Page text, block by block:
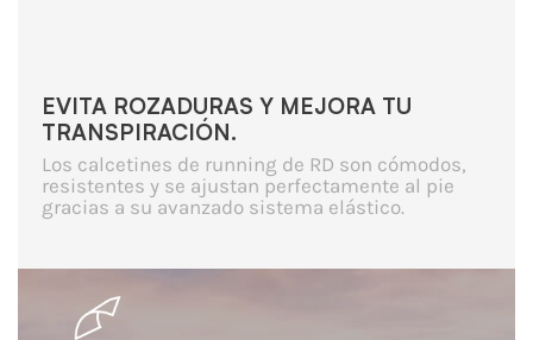
EVITA ROZADURAS Y MEJORA TU
TRANSPIRACIÓN.
Los calcetines de running de RD son cómodos,
resistentes y se ajustan perfectamente al pie
gracias a su avanzado sistema elástico.